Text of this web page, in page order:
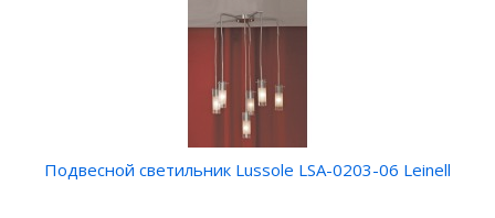
Подвесной светильник Lussole LSA-0203-06 Leinell